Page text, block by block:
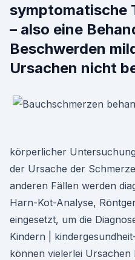
symptomatische
– also eine
Beschwerden
Ursachen nicht
körperlicher
der Ursache der
anderen Fällen werden
Harn-Kot-Analyse,
eingesetzt, um die
Kindern |
können vielerlei Ursachen